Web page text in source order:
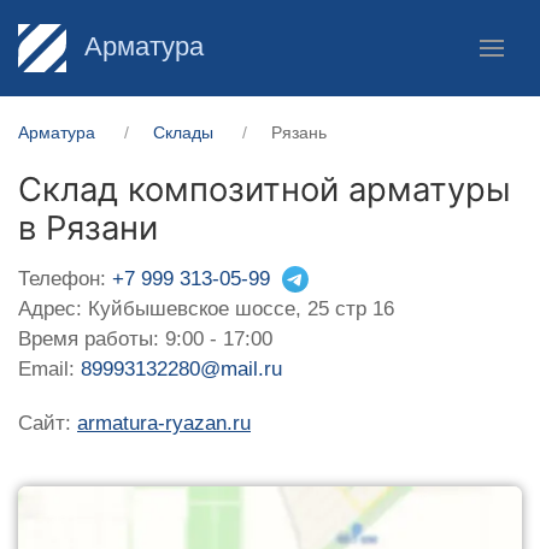
Арматура
Арматура Склады Рязань
Склад композитной арматуры
в Рязани
Телефон: +7 999 313-05-99
Адрес: Куйбышевское шоссе, 25 стр 16
Время работы: 9:00 - 17:00
Email: 89993132280@mail.ru
Сайт: armatura-ryazan.ru